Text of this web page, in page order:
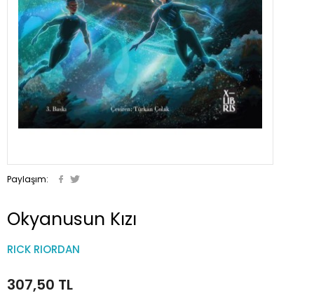
Paylaşım:
Okyanusun Kızı
RICK RIORDAN
307,50 TL